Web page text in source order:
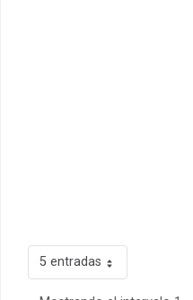
5 entradas